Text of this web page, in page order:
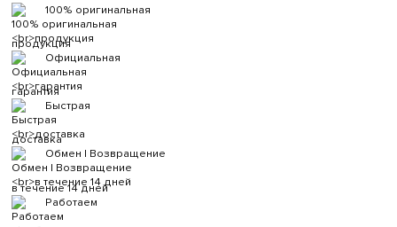
100% оригинальная
продукция
Официальная
гарантия
Быстрая
доставка
Обмен | Возвращение
в течение 14 дней
Работаем